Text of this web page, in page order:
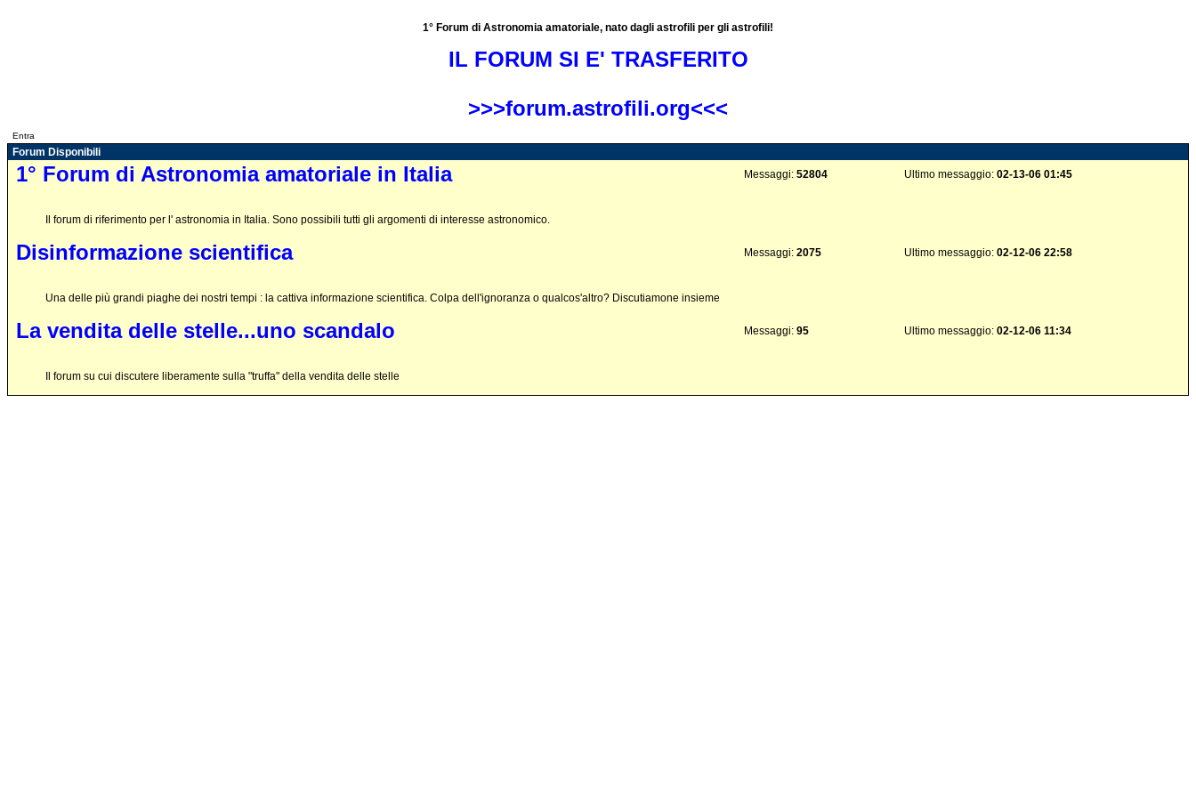
1° Forum di Astronomia amatoriale, nato dagli astrofili per gli astrofili!
IL FORUM SI E' TRASFERITO
>>>forum.astrofili.org<<<
Entra
Forum Disponibili
1° Forum di Astronomia amatoriale in Italia Messaggi: 52804 Ultimo messaggio: 02-13-06 01:45
Il forum di riferimento per l' astronomia in Italia. Sono possibili tutti gli argomenti di interesse astronomico.
Disinformazione scientifica Messaggi: 2075 Ultimo messaggio: 02-12-06 22:58
Una delle più grandi piaghe dei nostri tempi : la cattiva informazione scientifica. Colpa dell'ignoranza o qualcos'altro? Discutiamone insieme
La vendita delle stelle...uno scandalo Messaggi: 95 Ultimo messaggio: 02-12-06 11:34
Il forum su cui discutere liberamente sulla "truffa" della vendita delle stelle